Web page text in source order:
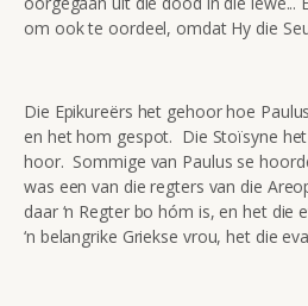
om ook te oordeel, omdat Hy die
Die Epikureërs het gehoor hoe
en het hom gespot. Die Stoïsyne
hoor. Sommige van Paulus se
was een van die regters van die
daar ‘n Regter bo hóm is, en het die
‘n belangrike Griekse vrou, het die